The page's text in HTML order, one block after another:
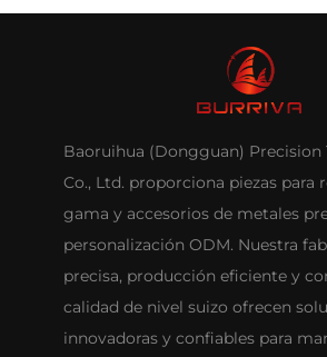
Baoruihua (Dongguan) Precision
Co., Ltd. proporciona piezas para
gama y accesorios de metales
personalización ODM. Nuestra
precisa, producción eficiente y
calidad de nivel suizo ofrecen
innovadoras y confiables para